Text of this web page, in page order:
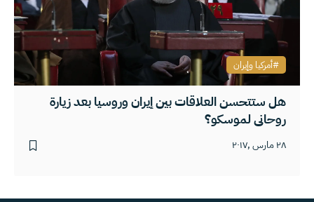
هل ستتحسن العلاقات بين إيران وروسيا بعد زيارة
روحاني لموسكو؟
٢٨ مارس ,٢٠١٧
أمركيا وإيران